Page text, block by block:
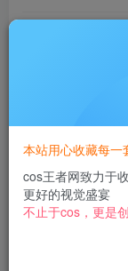
此内容为付费阅
黄金会
本站用心收藏每一
cos王者网致力于
更好的视觉盛宴
不止于cos，更是